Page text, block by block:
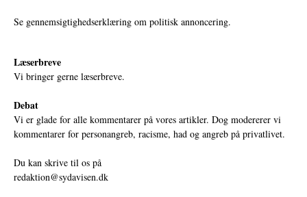
Se gennemsigtighedserklæring om politisk annoncering.
Læserbreve
Vi bringer gerne læserbreve.
Debat
Vi er glade for alle kommentarer på vores artikler. Dog modererer vi
kommentarer for personangreb, racisme, had og angreb på privatlivet.
Du kan skrive til os på
redaktion@sydavisen.dk